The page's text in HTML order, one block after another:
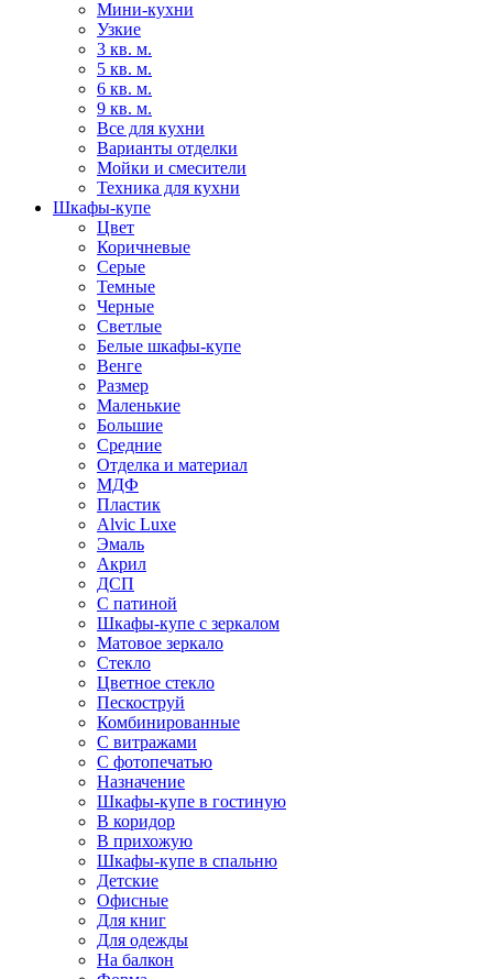
Мини-кухни
Узкие
3 кв. м.
5 кв. м.
6 кв. м.
9 кв. м.
Все для кухни
Варианты отделки
Мойки и смесители
Техника для кухни
Шкафы-купе
Цвет
Коричневые
Серые
Темные
Черные
Светлые
Белые шкафы-купе
Венге
Размер
Маленькие
Большие
Средние
Отделка и материал
МДФ
Пластик
Alvic Luxe
Эмаль
Акрил
ДСП
С патиной
Шкафы-купе с зеркалом
Матовое зеркало
Стекло
Цветное стекло
Пескоструй
Комбинированные
С витражами
С фотопечатью
Назначение
Шкафы-купе в гостиную
В коридор
В прихожую
Шкафы-купе в спальню
Детские
Офисные
Для книг
Для одежды
На балкон